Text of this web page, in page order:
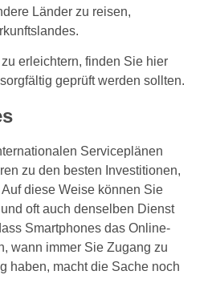
Länder zu reisen,
erleichtern, finden Sie hier
geprüft werden sollten.
Serviceplänen
zu den besten Investitionen,
diese Weise können Sie
oft auch denselben Dienst
Smartphones das Online-
wann immer Sie Zugang zu
haben, macht die Sache noch